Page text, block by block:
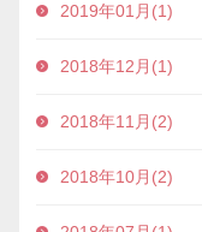
2019年01月(1)
2018年12月(1)
2018年11月(2)
2018年10月(2)